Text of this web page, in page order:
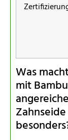
Was
mit